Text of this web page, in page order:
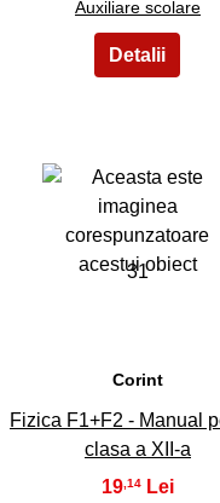
Auxiliare scolare
31
Corint
Fizica F1+F2 - Manual
clasa a XII-a
19,14